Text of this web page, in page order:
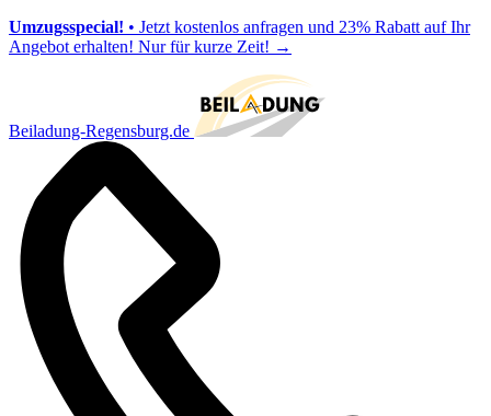
Umzugsspecial! • Jetzt kostenlos anfragen und 23% Rabatt auf Ihr
Angebot erhalten! Nur für kurze Zeit! →
Beiladung-Regensburg.de